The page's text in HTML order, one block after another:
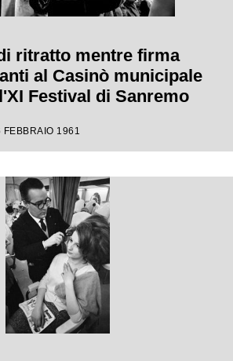
ritratto mentre firma
al Casinò municipale
Festival di Sanremo
1961